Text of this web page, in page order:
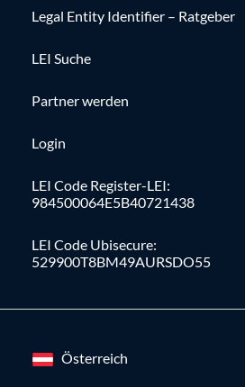
Legal Entity Identifier – Ratgeber
LEI Suche
Partner werden
Login
LEI Code Register-LEI:
984500064E5B40721438
LEI Code Ubisecure:
529900T8BM49AURSDO55
Österreich